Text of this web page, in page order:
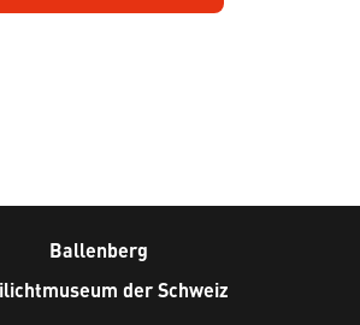
Ballenberg
der Schweiz